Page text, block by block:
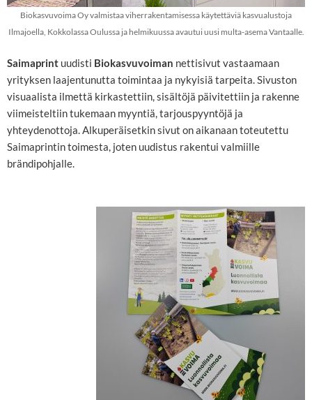
Biokasvuvoima Oy valmistaa viherrakentamisessa käytettäviä kasvualustoja
Ilmajoella, Kokkolassa Oulussa ja helmikuussa avautui uusi multa-asema Vantaalle.
Saimaprint uudisti Biokasvuvoiman nettisivut vastaamaan
yrityksen laajentunutta toimintaa ja nykyisiä tarpeita. Sivuston
visuaalista ilmettä kirkastettiin, sisältöjä päivitettiin ja rakenne
viimeisteltiin tukemaan myyntiä, tarjouspyyntöjä ja
yhteydenottoja. Alkuperäisetkin sivut on aikanaan toteutettu
Saimaprintin toimesta, joten uudistus rakentui valmiille
brändipohjalle.